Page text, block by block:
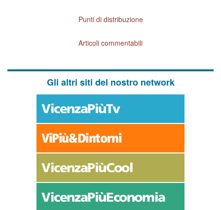
Punti di distribuzione
Articoli commentabili
Gli altri siti del nostro network